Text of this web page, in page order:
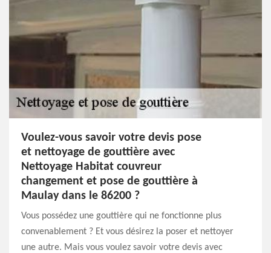
Voulez-vous savoir votre devis pose
et nettoyage de gouttière avec
Nettoyage Habitat couvreur
changement et pose de gouttière à
Maulay dans le 86200 ?
Vous possédez une gouttière qui ne fonctionne plus
convenablement ? Et vous désirez la poser et nettoyer
une autre. Mais vous voulez savoir votre devis avec